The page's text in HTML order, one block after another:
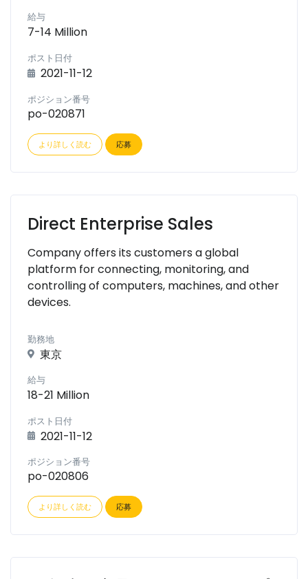
給与
7-14 Million
ポスト日付
2021-11-12
ポジション番号
po-020871
より詳しく読む 応募
Direct Enterprise Sales
Company offers its customers a global
platform for connecting, monitoring, and
controlling of computers, machines, and other
devices.
勤務地
東京
給与
18-21 Million
ポスト日付
2021-11-12
ポジション番号
po-020806
より詳しく読む 応募